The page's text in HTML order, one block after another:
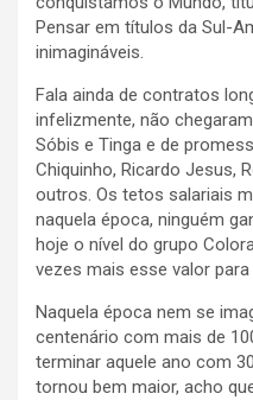
Pensar em títulos da Sul-
inimagináveis.
Fala ainda de contratos
infelizmente, não
Sóbis e Tinga e de
Chiquinho, Ricardo Jesus,
outros. Os tetos salariais
naquela época, ninguém
hoje o nível do grupo
vezes mais esse valor para
Naquela época nem se
centenário com mais de
terminar aquele ano com
tornou bem maior, acho